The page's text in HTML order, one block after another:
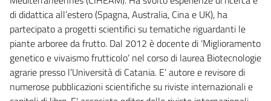
di didattica all’estero (Spagna, Australia, Cina e UK), ha
partecipato a progetti scientifici su tematiche riguardanti le
piante arboree da frutto. Dal 2012 è docente di ‘Miglioramento
genetico e vivaismo frutticolo’ nel corso di laurea Biotecnologie
agrarie presso l’Università di Catania. E’ autore e revisore di
numerose pubblicazioni scientifiche su riviste internazionali e